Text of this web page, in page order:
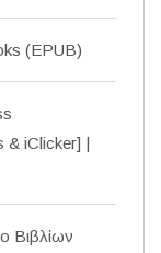
(EPUB)
& iClicker] |
Βιβλίων